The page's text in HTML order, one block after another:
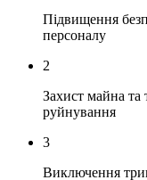
Підвищення
персоналу
2
Захист майна та
руйнування
3
Виключення